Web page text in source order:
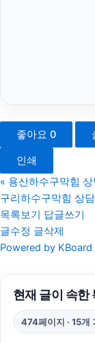
좋아요 0
인쇄
« 용산하수구막힘
구리하수구막힘 상
목록보기
답글쓰기
글수정 글삭제
Powered by KBoard
현재 글이 속한
474페이지 · 15개